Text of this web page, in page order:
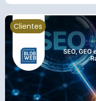
Clientes